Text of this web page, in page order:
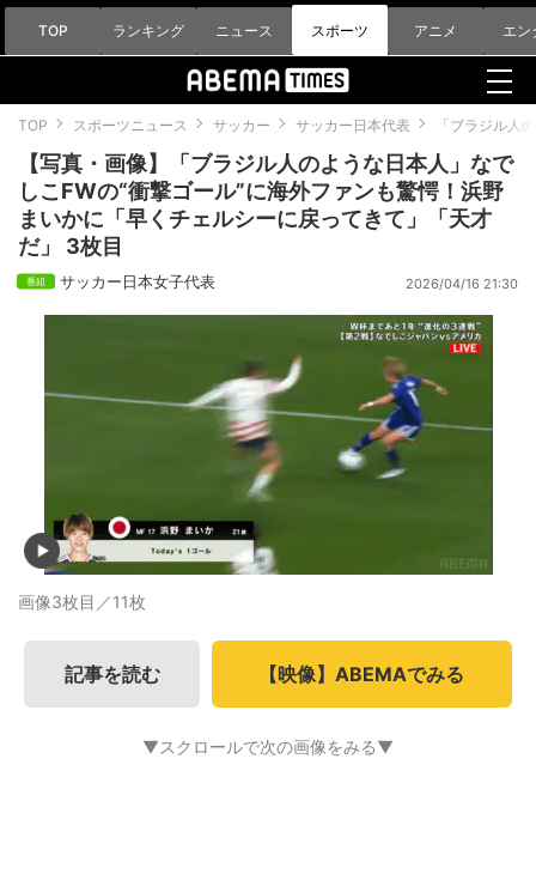
TOP ランキング ニュース スポーツ アニメ エン
TOP スポーツニュース サッカー サッカー日本代表 「ブラジル人
【写真・画像】「ブラジル人のような日本人」なで
しこFWの“衝撃ゴール”に海外ファンも驚愕！浜野
まいかに「早くチェルシーに戻ってきて」「天才
だ」 3枚目
サッカー日本女子代表 2026/04/16 21:30
画像3枚目／11枚
記事を読む 【映像】ABEMAでみる
▼スクロールで次の画像をみる▼